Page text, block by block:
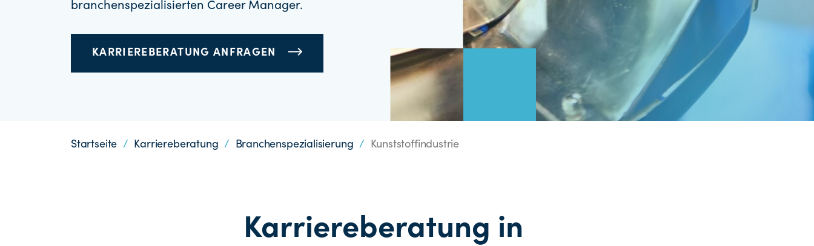
branchenspezialisierten Career Manager.
KARRIEREBERATUNG ANFRAGEN
Startseite / Karriereberatung / Branchenspezialisierung / Kunststoffindustrie
Karriereberatung in